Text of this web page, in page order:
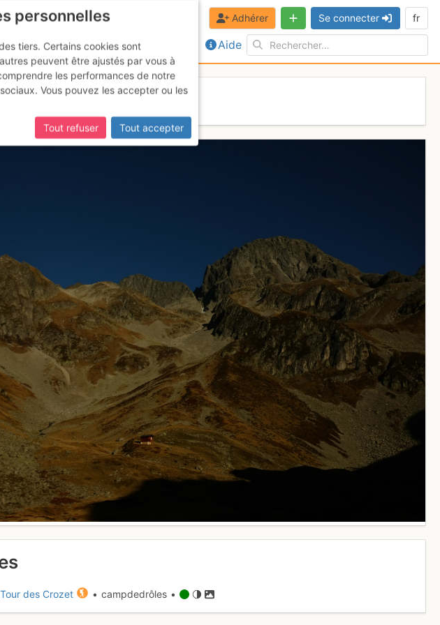
Aide
Adhérer Se connecter fr
des Crozet • campdedrôles •
personnelles
tiers. Certains cookies sont
peuvent être ajustés par vous à
les performances de notre
Vous pouvez les accepter ou les
Tout refuser
Tout accepter